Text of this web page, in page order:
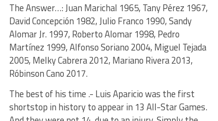
The Answer…: Juan Marichal 1965, Tany Pérez 1967,
David Concepción 1982, Julio Franco 1990, Sandy
Alomar Jr. 1997, Roberto Alomar 1998, Pedro
Martínez 1999, Alfonso Soriano 2004, Miguel Tejada
2005, Melky Cabrera 2012, Mariano Rivera 2013,
Róbinson Cano 2017.
The best of his time .- Luis Aparicio was the first
shortstop in history to appear in 13 All-Star Games.